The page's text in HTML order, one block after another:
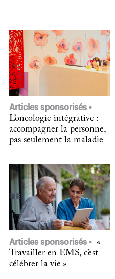
Articles sponsorisés
L’oncologie intégrative :
accompagner la personne,
pas seulement la maladie
Articles sponsorisés
«
Travailler en EMS, c’est
célébrer la vie »